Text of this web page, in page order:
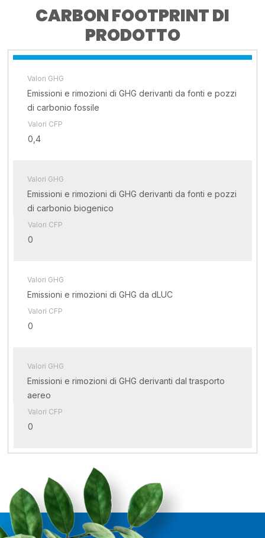
CARBON FOOTPRINT DI
PRODOTTO
Valori GHG
Emissioni e rimozioni di GHG derivanti da fonti e pozzi
di carbonio fossile
Valori CFP
0,4
Valori GHG
Emissioni e rimozioni di GHG derivanti da fonti e pozzi
di carbonio biogenico
Valori CFP
0
Valori GHG
Emissioni e rimozioni di GHG da dLUC
Valori CFP
0
Valori GHG
Emissioni e rimozioni di GHG derivanti dal trasporto
aereo
Valori CFP
0